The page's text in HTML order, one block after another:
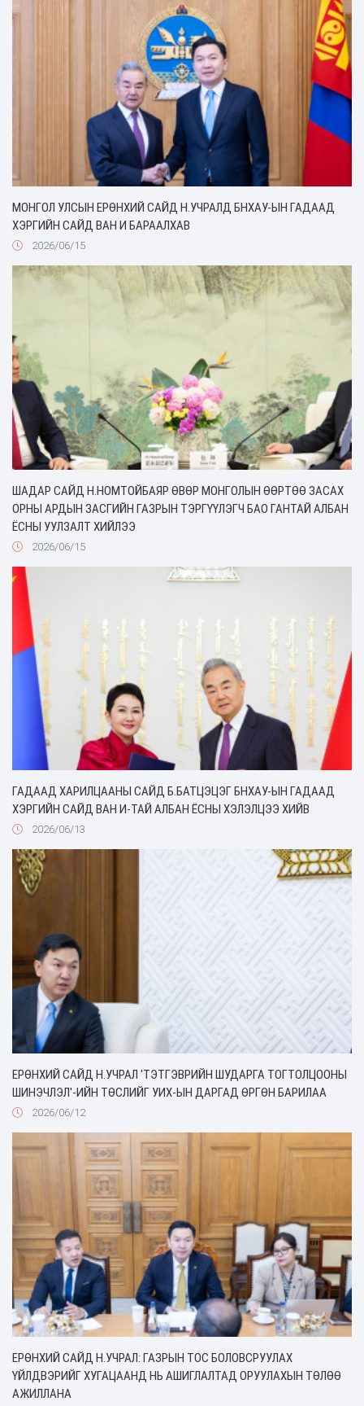
МОНГОЛ УЛСЫН ЕРӨНХИЙ САЙД Н.УЧРАЛД БНХАУ-ЫН ГАДААД
ХЭРГИЙН САЙД ВАН И БАРААЛХАВ
2026/06/15
ШАДАР САЙД Н.НОМТОЙБАЯР ӨВӨР МОНГОЛЫН ӨӨРТӨӨ ЗАСАХ
ОРНЫ АРДЫН ЗАСГИЙН ГАЗРЫН ТЭРГҮҮЛЭГЧ БАО ГАНТАЙ АЛБАН
ЁСНЫ УУЛЗАЛТ ХИЙЛЭЭ
2026/06/15
ГАДААД ХАРИЛЦААНЫ САЙД Б.БАТЦЭЦЭГ БНХАУ-ЫН ГАДААД
ХЭРГИЙН САЙД ВАН И-ТАЙ АЛБАН ЁСНЫ ХЭЛЭЛЦЭЭ ХИЙВ
2026/06/13
ЕРӨНХИЙ САЙД Н.УЧРАЛ 'ТЭТГЭВРИЙН ШУДАРГА ТОГТОЛЦООНЫ
ШИНЭЧЛЭЛ'-ИЙН ТӨСЛИЙГ УИХ-ЫН ДАРГАД ӨРГӨН БАРИЛАА
2026/06/12
ЕРӨНХИЙ САЙД Н.УЧРАЛ: ГАЗРЫН ТОС БОЛОВСРУУЛАХ
ҮЙЛДВЭРИЙГ ХУГАЦААНД НЬ АШИГЛАЛТАД ОРУУЛАХЫН ТӨЛӨӨ
АЖИЛЛАНА